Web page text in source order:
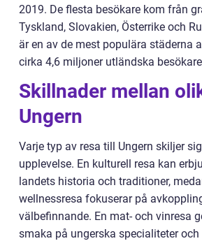
2019. De flesta besökare kom från
Tyskland, Slovakien, Österrike och
är en av de mest populära städerna
cirka 4,6 miljoner utländska
Skillnader mellan
Ungern
Varje typ av resa till Ungern skiljer
upplevelse. En kulturell resa kan
landets historia och traditioner,
wellnessresa fokuserar på
välbefinnande. En mat- och vinresa
smaka på ungerska specialiteter och